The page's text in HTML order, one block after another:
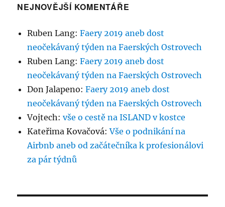
NEJNOVĚJŠÍ KOMENTÁŘE
Ruben Lang:Faery 2019 aneb dost
neočekávaný týden na Faerských Ostrovech
Ruben Lang:Faery 2019 aneb dost
neočekávaný týden na Faerských Ostrovech
Don Jalapeno:Faery 2019 aneb dost
neočekávaný týden na Faerských Ostrovech
Vojtech:vše o cestě na ISLAND v kostce
Kateřima Kovačová:Vše o podnikání na
Airbnb aneb od začátečníka k profesionálovi
za pár týdnů